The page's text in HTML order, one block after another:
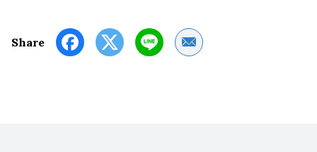
Share Share by Email